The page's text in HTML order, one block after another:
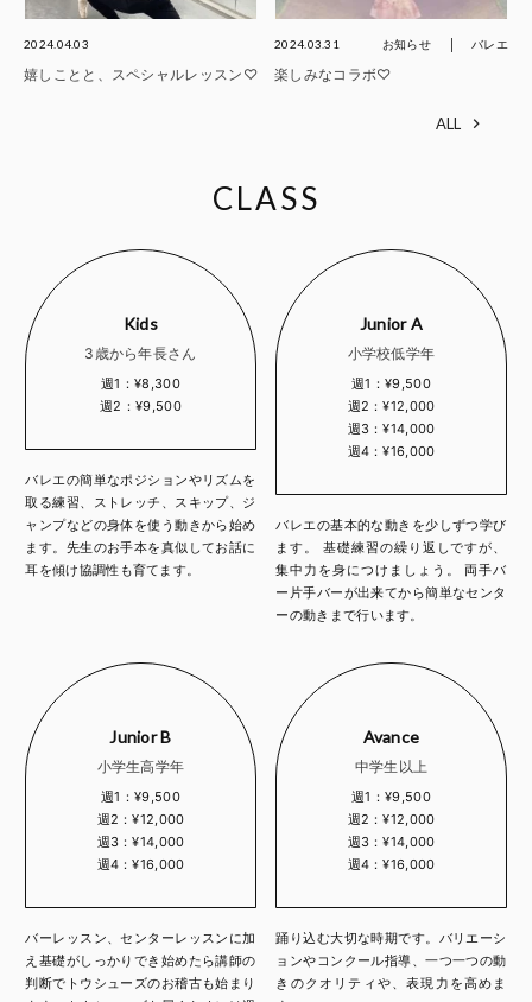
2024.04.03
嬉しことと、スペシャルレッスン♡
2024.03.31 お知らせ バレエ
楽しみなコラボ♡
ALL
CLASS
Kids
3歳から年長さん
週1：¥8,300
週2：¥9,500
バレエの簡単なポジションやリズムを
取る練習、ストレッチ、スキップ、ジ
ャンプなどの身体を使う動きから始め
ます。先生のお手本を真似してお話に
耳を傾け協調性も育てます。
Junior A
小学校低学年
週1：¥9,500
週2：¥12,000
週3：¥14,000
週4：¥16,000
バレエの基本的な動きを少しずつ学び
ます。 基礎練習の繰り返しですが、
集中力を身につけましょう。 両手バ
ー片手バーが出来てから簡単なセンタ
ーの動きまで行います。
Junior B
小学生高学年
週1：¥9,500
週2：¥12,000
週3：¥14,000
週4：¥16,000
バーレッスン、センターレッスンに加
え基礎がしっかりでき始めたら講師の
判断でトウシューズのお稽古も始まり
Avance
中学生以上
週1：¥9,500
週2：¥12,000
週3：¥14,000
週4：¥16,000
踊り込む大切な時期です。バリエーシ
ョンやコンクール指導、一つ一つの動
きのクオリティや、表現力を高めま